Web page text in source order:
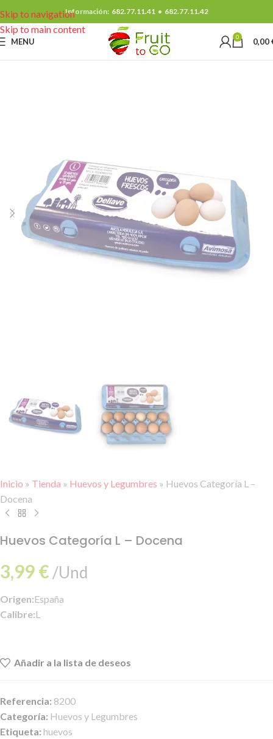
Skip to navigation
Skip to main content
Información: 682.77.11.41• 682.77.11.42
MENU 0 0,00
Inicio » Tienda » Huevos y Legumbres » Huevos Categoría L –
Docena
Huevos Categoría L – Docena
3,99€ /Und
Origen:España
Calibre:L
Añadir a la lista de deseos
Referencia: 8200
Categoría: Huevos y Legumbres
Etiqueta: huevos